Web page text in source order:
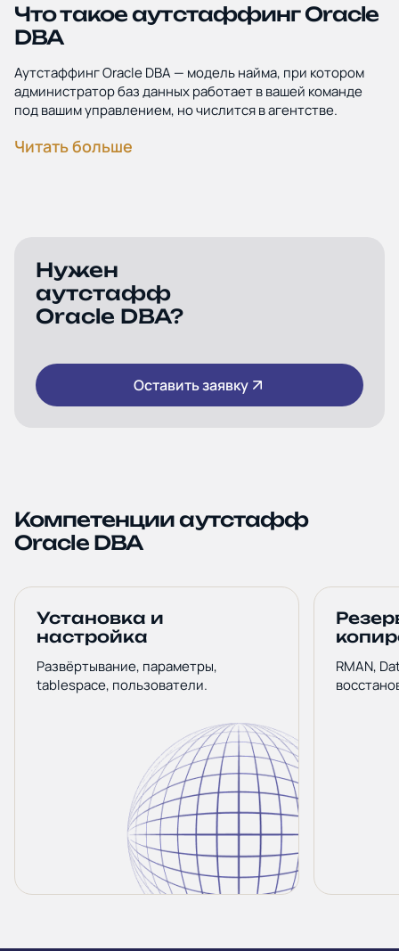
Что такое аутстаффинг Oracle
DBA
Аутстаффинг Oracle DBA — модель найма, при котором
администратор баз данных работает в вашей команде
под вашим управлением, но числится в агентстве.
Нужен
аутстафф
Oracle DBA?
Оставить заявку
Компетенции аутстафф
Oracle DBA
Установка и
настройка
Развёртывание, параметры,
tablespace, пользователи.
RMAN,